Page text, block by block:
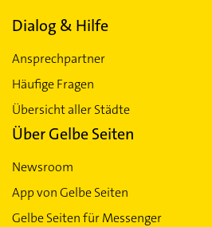
Dialog & Hilfe
Ansprechpartner
Häufige Fragen
Übersicht aller Städte
Über Gelbe Seiten
Newsroom
App von Gelbe Seiten
Gelbe Seiten für Messenger